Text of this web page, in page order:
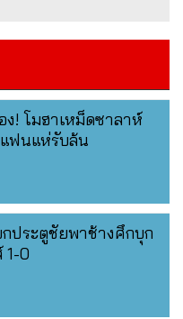
ง! โมฮาเหม็ดซาลาห์
ฟนแห่รับล้น
กประตูชัยพาช้างศึกบุก
0